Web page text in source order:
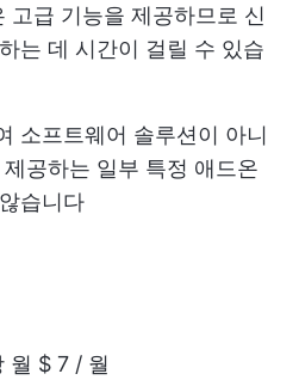
고급 기능을 제공하므로 신
는 데 시간이 걸릴 수 있습
소프트웨어 솔루션이 아니
공하는 일부 특정 애드온
습니다
월 $ 7 / 월